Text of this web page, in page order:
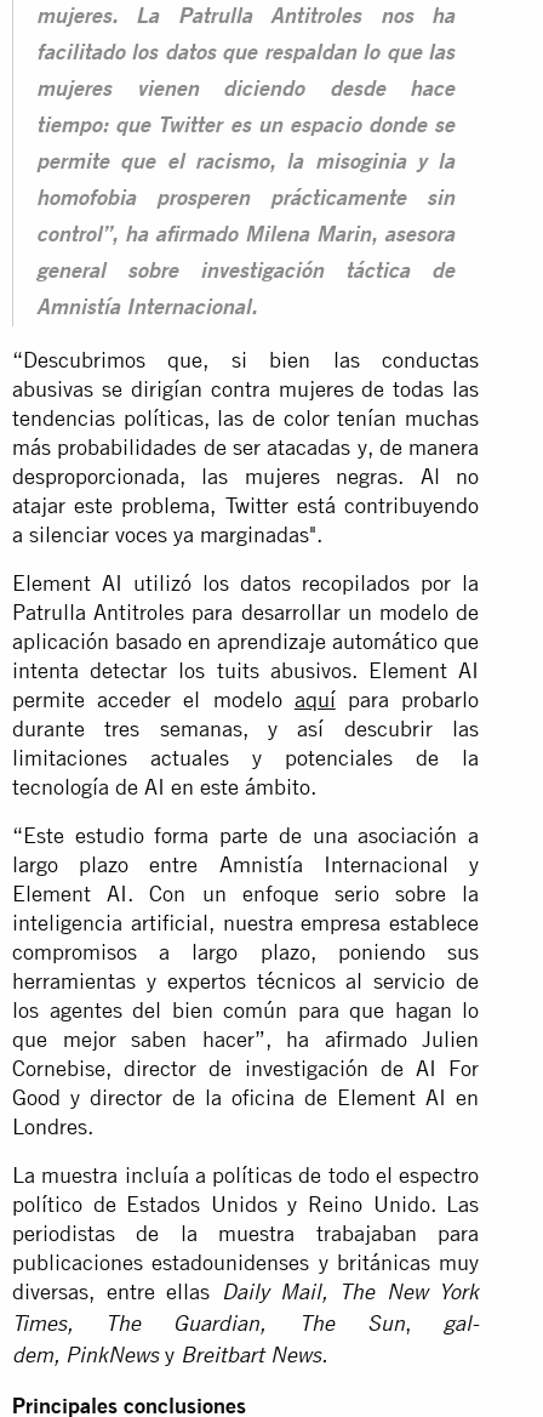
mujeres. La Patrulla Antitroles nos ha
facilitado los datos que respaldan lo que las
mujeres vienen diciendo desde hace
tiempo: que Twitter es un espacio donde se
permite que el racismo, la misoginia y la
homofobia prosperen prácticamente sin
control”, ha afirmado Milena Marin, asesora
general sobre investigación táctica de
Amnistía Internacional.
“Descubrimos que, si bien las conductas
abusivas se dirigían contra mujeres de todas las
tendencias políticas, las de color tenían muchas
más probabilidades de ser atacadas y, de manera
desproporcionada, las mujeres negras. Al no
atajar este problema, Twitter está contribuyendo
a silenciar voces ya marginadas".
Element AI utilizó los datos recopilados por la
Patrulla Antitroles para desarrollar un modelo de
aplicación basado en aprendizaje automático que
intenta detectar los tuits abusivos. Element AI
permite acceder el modelo aquípara probarlo
durante tres semanas, y así descubrir las
limitaciones actuales y potenciales de la
tecnología de AI en este ámbito.
“Este estudio forma parte de una asociación a
largo plazo entre Amnistía Internacional y
Element AI. Con un enfoque serio sobre la
inteligencia artificial, nuestra empresa establece
compromisos a largo plazo, poniendo sus
herramientas y expertos técnicos al servicio de
los agentes del bien común para que hagan lo
que mejor saben hacer”, ha afirmado Julien
Cornebise, director de investigación de AI For
Good y director de la oficina de Element AI en
Londres.
La muestra incluía a políticas de todo el espectro
político de Estados Unidos y Reino Unido. Las
periodistas de la muestra trabajaban para
publicaciones estadounidenses y británicas muy
diversas, entre ellas
Daily Mail, The New York
Times, The Guardian, The Sun, gal-
dem, PinkNewsy Breitbart News.
Principales conclusiones